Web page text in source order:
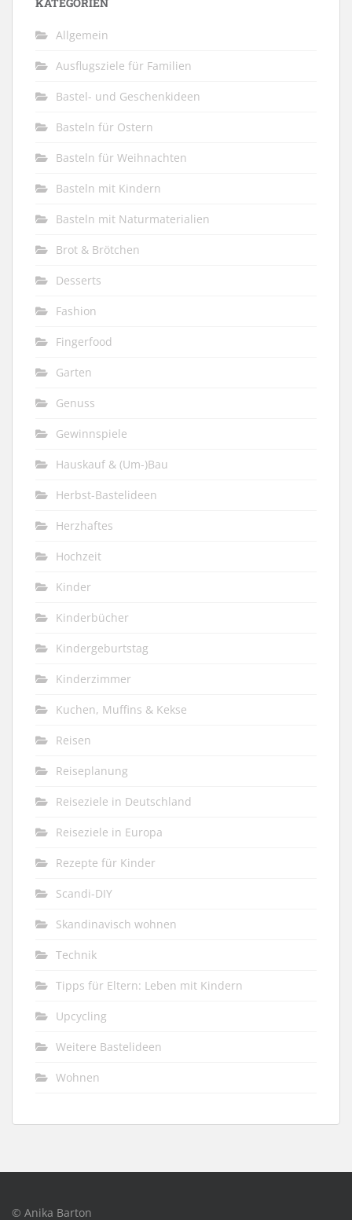
Allgemein
Ausflugsziele für Familien
Bastel- und Geschenkideen
Basteln für Ostern
Basteln für Weihnachten
Basteln mit Kindern
Basteln mit Naturmaterialien
Brot & Brötchen
Desserts
Fashion
Fingerfood
Garten
Genuss
Gewinnspiele
Hauskauf & (Um-)Bau
Herbst-Bastelideen
Herzhaftes
Hochzeit
Kinder
Kinderbücher
Kindergeburtstag
Kinderzimmer
Kuchen, Muffins & Kekse
Reisen
Reiseplanung
Reiseziele in Deutschland
Reiseziele in Europa
Rezepte für Kinder
Scandi-DIY
Skandinavisch wohnen
Technik
Tipps für Eltern: Leben mit Kindern
Upcycling
Weitere Bastelideen
Wohnen
© Anika Barton